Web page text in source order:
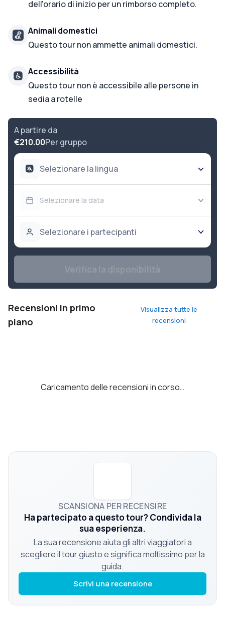
dell'orario di inizio per un rimborso completo.
Animali domestici
Questo tour non ammette animali domestici.
Accessibilità
Questo tour non è accessibile alle persone in
sedia a rotelle
A partire da
€210.00Per gruppo
Selezionare la lingua
Selezionare la data
Selezionare i partecipanti
Recensioni in primo
piano
Visualizza tutte le
recensioni
Caricamento delle recensioni in corso…
SCANSIONA PER RECENSIRE
Ha partecipato a questo tour? Condivida la
sua esperienza.
La sua recensione aiuta gli altri viaggiatori a
scegliere il tour giusto e significa moltissimo per la
guida.
Scrivi una recensione